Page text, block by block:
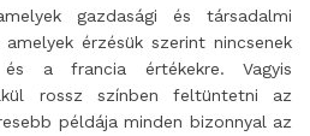
gazdasági és társadalmi
érzésük szerint nincsenek
a francia értékekre. Vagyis
rossz színben feltüntetni az
példája minden bizonnyal az